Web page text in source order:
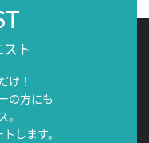
ト
け！
の方にも
します。